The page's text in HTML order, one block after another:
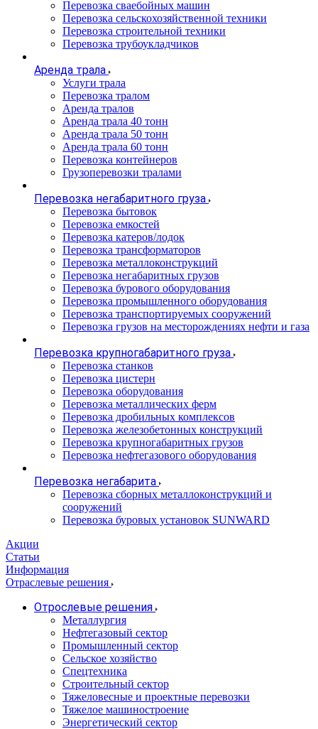
Перевозка сваебойных машин
Перевозка сельскохозяйственной техники
Перевозка строительной техники
Перевозка трубоукладчиков
Аренда трала
Услуги трала
Перевозка тралом
Аренда тралов
Аренда трала 40 тонн
Аренда трала 50 тонн
Аренда трала 60 тонн
Перевозка контейнеров
Грузоперевозки тралами
Перевозка негабаритного груза
Перевозка бытовок
Перевозка емкостей
Перевозка катеров/лодок
Перевозка трансформаторов
Перевозка металлоконструкций
Перевозка негабаритных грузов
Перевозка бурового оборудования
Перевозка промышленного оборудования
Перевозка транспортируемых сооружений
Перевозка грузов на месторождениях нефти и газа
Перевозка крупногабаритного груза
Перевозка станков
Перевозка цистерн
Перевозка оборудования
Перевозка металлических ферм
Перевозка дробильных комплексов
Перевозка железобетонных конструкций
Перевозка крупногабаритных грузов
Перевозка нефтегазового оборудования
Перевозка негабарита
Перевозка сборных металлоконструкций и
сооружений
Перевозка буровых установок SUNWARD
Акции
Статьи
Информация
Отраслевые решения
Отрослевые решения
Металлургия
Нефтегазовый сектор
Промышленный сектор
Сельское хозяйство
Спецтехника
Строительный сектор
Тяжеловесные и проектные перевозки
Тяжелое машиностроение
Энергетический сектор